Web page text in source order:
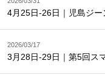
4月25日-26日｜児島ジー
2026/03/17
3月28日-29日｜第5回ス